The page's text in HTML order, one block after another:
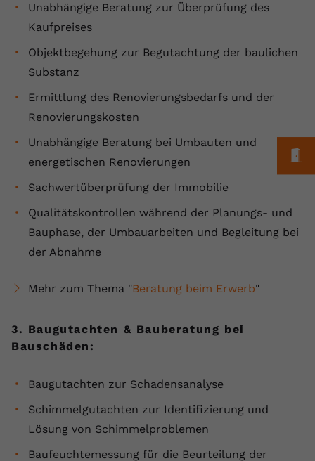
Unabhängige Beratung zur Überprüfung des
Kaufpreises
Objektbegehung zur Begutachtung der baulichen
Substanz
Ermittlung des Renovierungsbedarfs und der
Renovierungskosten
Unabhängige Beratung bei Umbauten und
energetischen Renovierungen
Sachwertüberprüfung der Immobilie
Qualitätskontrollen während der Planungs- und
Bauphase, der Umbauarbeiten und Begleitung bei
der Abnahme
Mehr zum Thema "Beratung beim Erwerb"
3. Baugutachten & Bauberatung bei
Bauschäden:
Baugutachten zur Schadensanalyse
Schimmelgutachten zur Identifizierung und
Lösung von Schimmelproblemen
Baufeuchtemessung für die Beurteilung der
Zweck
speichern, der eingebettete YouTube-